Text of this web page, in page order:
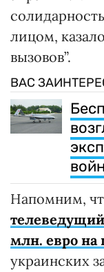
лицом,
вызовов”.
ВАС
Напомним,
млн. евро на
украинских